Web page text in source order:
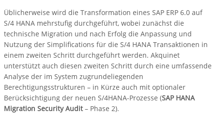
Üblicherweise wird die Transformation eines SAP ERP 6.0 auf
S/4 HANA mehrstufig durchgeführt, wobei zunächst die
technische Migration und nach Erfolg die Anpassung und
Nutzung der Simplifications für die S/4 HANA Transaktionen in
einem zweiten Schritt durchgeführt werden. Akquinet
unterstützt auch diesen zweiten Schritt durch eine umfassende
Analyse der im System zugrundeliegenden
Berechtigungsstrukturen – in Kürze auch mit optionaler
Berücksichtigung der neuen S/4HANA-Prozesse (SAP HANA
Migration Security Audit– Phase 2).